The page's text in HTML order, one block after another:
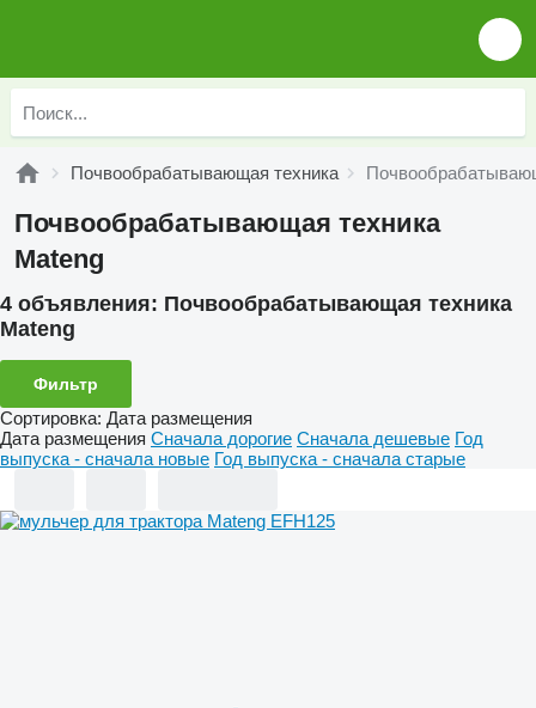
Почвообрабатывающая техника
Почвообрабатывающая техника
Mateng
4 объявления: Почвообрабатывающая техника
Mateng
Фильтр
Сортировка: Дата размещения
Дата размещения Сначала дорогие Сначала дешевые Год
выпуска - сначала новые Год выпуска - сначала старые